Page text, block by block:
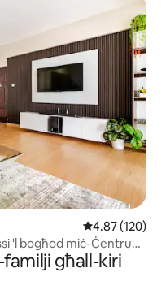
Rating medju
4.87 (120)
'l bogħod miċ-Ċentru
għall-kiri